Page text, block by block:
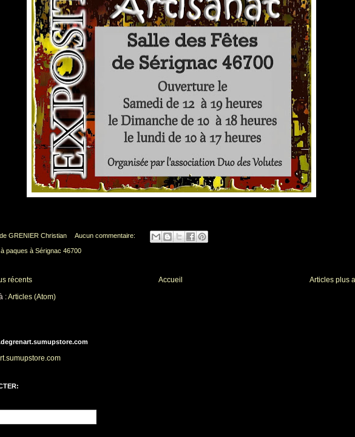
de GRENIER Christian Aucun commentaire:
paques à Sérignac 46700
récents Articles plus
Accueil
:Articles (Atom)